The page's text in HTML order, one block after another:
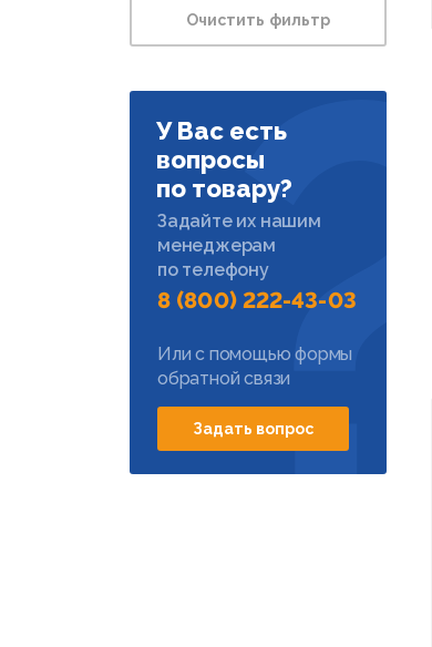
Очистить фильтр
У Вас есть
вопросы
по товару?
Задайте их нашим
менеджерам
по телефону
8 (800) 222-43-03
Или с помощью формы
обратной связи
Задать вопрос